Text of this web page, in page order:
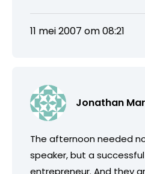
11 mei 2007 om 08:21
Jonathan
The afternoon needed
speaker, but a
entrepreneur. And they